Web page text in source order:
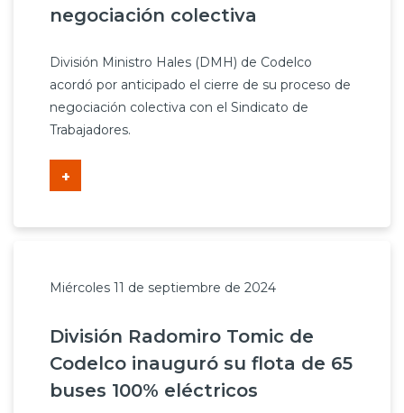
negociación colectiva
División Ministro Hales (DMH) de Codelco
acordó por anticipado el cierre de su proceso de
negociación colectiva con el Sindicato de
Trabajadores.
+
Miércoles 11 de septiembre de 2024
División Radomiro Tomic de
Codelco inauguró su flota de 65
buses 100% eléctricos